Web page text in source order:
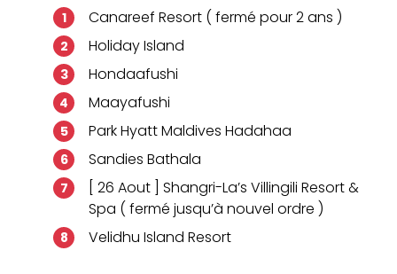
Canareef Resort ( fermé pour 2 ans )
Holiday Island
Hondaafushi
Maayafushi
Park Hyatt Maldives Hadahaa
Sandies Bathala
[ 26 Aout ] Shangri-La’s Villingili Resort &
Spa ( fermé jusqu’à nouvel ordre )
Velidhu Island Resort